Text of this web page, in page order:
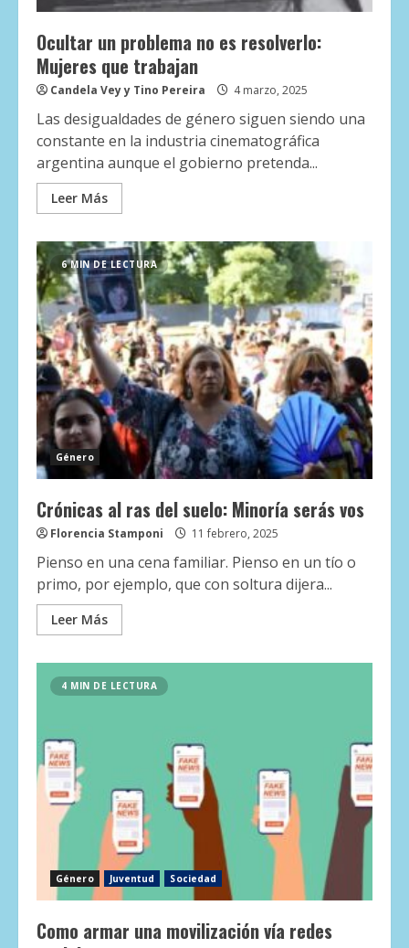
Ocultar un problema no es resolverlo:
Mujeres que trabajan
Candela Vey y Tino Pereira 4 marzo, 2025
Las desigualdades de género siguen siendo una
constante en la industria cinematográfica
argentina aunque el gobierno pretenda...
Leer Más
6 MIN DE LECTURA
Género
Crónicas al ras del suelo: Minoría serás vos
Florencia Stamponi 11 febrero, 2025
Pienso en una cena familiar. Pienso en un tío o
primo, por ejemplo, que con soltura dijera...
Leer Más
4 MIN DE LECTURA
Género Juventud Sociedad
Como armar una movilización vía redes